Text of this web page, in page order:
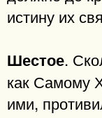
истину их
Шестое.
как Самому
ими,